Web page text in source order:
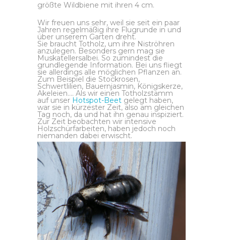
größte Wildbiene mit ihren 4 cm.
Wir freuen uns sehr, weil sie seit ein paar
Jahren regelmäßig ihre Flugrunde in und
über unserem Garten dreht.
Sie braucht Totholz, um ihre Niströhren
anzulegen. Besonders gern mag sie
Muskatellersalbei. So zumindest die
grundlegende Information. Bei uns fliegt
sie allerdings alle möglichen Pflanzen an.
Zum Beispiel die Stockrosen,
Schwertlilien, Bauernjasmin, Königskerze,
Akeleien…. Als wir einen Totholzstamm
auf unser Hotspot-Beet gelegt haben,
war sie in kürzester Zeit, also am gleichen
Tag noch, da und hat ihn genau inspiziert.
Zur Zeit beobachten wir intensive
Holzschürfarbeiten, haben jedoch noch
niemanden dabei erwischt.